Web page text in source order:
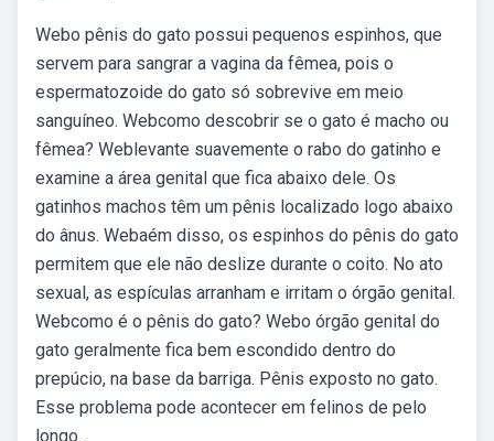
Webo pênis do gato possui pequenos espinhos, que
servem para sangrar a vagina da fêmea, pois o
espermatozoide do gato só sobrevive em meio
sanguíneo. Webcomo descobrir se o gato é macho ou
fêmea? Weblevante suavemente o rabo do gatinho e
examine a área genital que fica abaixo dele. Os
gatinhos machos têm um pênis localizado logo abaixo
do ânus. Webaém disso, os espinhos do pênis do gato
permitem que ele não deslize durante o coito. No ato
sexual, as espículas arranham e irritam o órgão genital.
Webcomo é o pênis do gato? Webo órgão genital do
gato geralmente fica bem escondido dentro do
prepúcio, na base da barriga. Pênis exposto no gato.
Esse problema pode acontecer em felinos de pelo
longo.